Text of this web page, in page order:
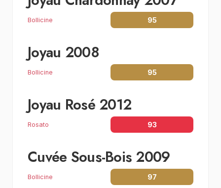
Bollicine 95
Joyau 2008
Bollicine 95
Joyau Rosé 2012
Rosato 93
Cuvée Sous-Bois 2009
Bollicine 97